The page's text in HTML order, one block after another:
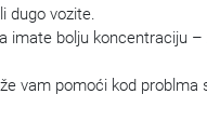
dugo vozite.
bolju koncentraciju
vam pomoći kod